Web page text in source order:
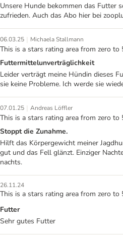
Unsere Hunde bekommen das Futter
zufrieden. Auch das Abo hier bei
06.03.25 | Michaela Stallmann
This is a stars rating area from zero to
Futtermittelunverträglichkeit
Leider verträgt meine Hündin dieses
sie keine Probleme. Ich werde sie
07.01.25 | Andreas Löffler
This is a stars rating area from zero to
Stoppt die Zunahme.
Hilft das Körpergewicht meiner
gut und das Fell glänzt. Einziger
nachts.
26.11.24
This is a stars rating area from zero to
Futter
Sehr gutes Futter